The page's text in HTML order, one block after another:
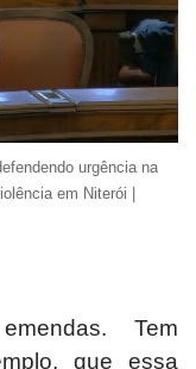
urgência na
em Niterói |
Tem
que essa